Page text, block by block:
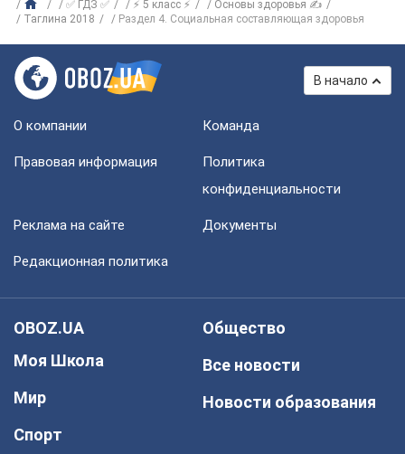
✅ ГДЗ ✅ ⚡ 5 класс ⚡
Основы здоровья ✍
Таглина 2018
Раздел 4. Социальная составляющая здоровья
В начало
О компании Команда
Правовая информация
Политика
конфиденциальности
Реклама на сайте Документы
Редакционная политика
OBOZ.UA
Моя Школа
Мир
Спорт
Общество
Все новости
Новости образования